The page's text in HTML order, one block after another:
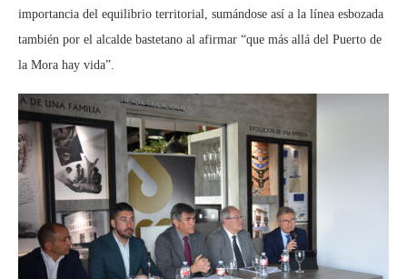
importancia del equilibrio territorial, sumándose así a la línea esbozada
también por el alcalde bastetano al afirmar “que más allá del Puerto de
la Mora hay vida”.